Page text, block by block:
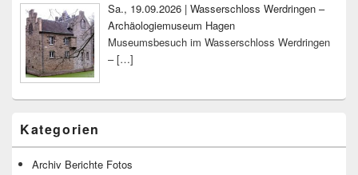
Sa., 19.09.2026 | Wasserschloss Werdringen –
Archäologiemuseum Hagen
Museumsbesuch im Wasserschloss Werdringen
–[…]
Kategorien
Archiv Berichte Fotos